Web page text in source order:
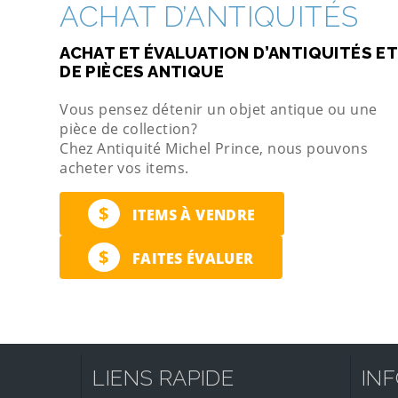
ACHAT D’ANTIQUITÉS
ACHAT ET ÉVALUATION D’ANTIQUITÉS ET
DE PIÈCES ANTIQUE
Vous pensez détenir un objet antique ou une
pièce de collection?
Chez Antiquité Michel Prince, nous pouvons
acheter vos items.
$ ITEMS À VENDRE
$ FAITES ÉVALUER
LIENS RAPIDE